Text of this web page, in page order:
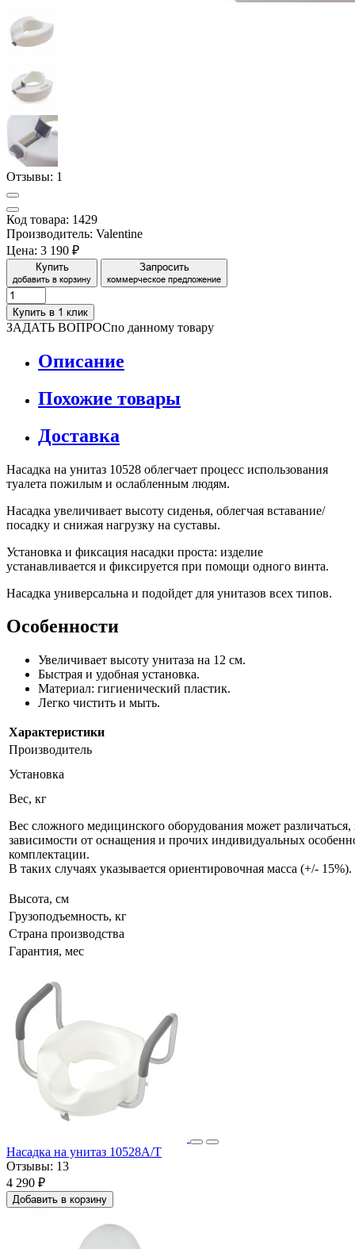
Отзывы: 1
Код товара: 1429
Производитель: Valentine
Цена: 3 190 ₽
Купить
добавить в корзину
Запросить
коммерческое предложение
Купить в 1 клик
ЗАДАТЬ ВОПРОСпо данному товару
Описание
Похожие товары
Доставка
Насадка на унитаз 10528 облегчает процесс использования
туалета пожилым и ослабленным людям.
Насадка увеличивает высоту сиденья, облегчая вставание/
посадку и снижая нагрузку на суставы.
Установка и фиксация насадки проста: изделие
устанавливается и фиксируется при помощи одного винта.
Насадка универсальна и подойдет для унитазов всех типов.
Особенности
Увеличивает высоту унитаза на 12 см.
Быстрая и удобная установка.
Материал: гигиенический пластик.
Легко чистить и мыть.
Характеристики
Производитель
Установка
Вес, кг
Вес сложного медицинского оборудования может различаться,
зависимости от оснащения и прочих индивидуальных
комплектации.
В таких случаях указывается ориентировочная масса (+/- 15%).
Высота, см
Грузоподъемность, кг
Страна производства
Гарантия, мес
Насадка на унитаз 10528А/T
Отзывы: 13
4 290 ₽
Добавить в корзину